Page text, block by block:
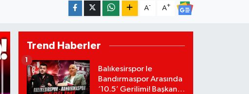
A- A+
Trend Haberler
Balıkesirspor le
Bandırmaspor Arasında
‘10.5’ Gerilimi! Başkan
1